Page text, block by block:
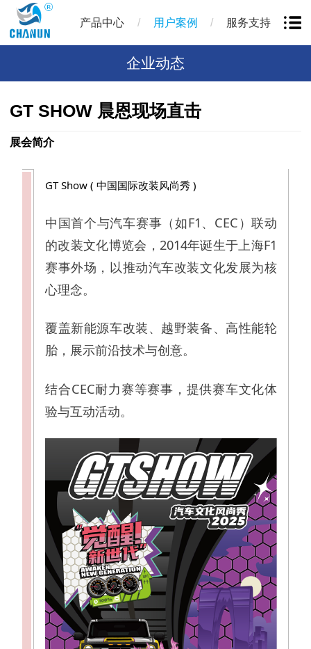
产品中心 / 用户案例 / 服务支持
企业动态
GT SHOW 晨恩现场直击
展会简介
GT Show ( 中国国际改装风尚秀 )
中国首个与汽车赛事（如F1、CEC）联动
的改装文化博览会，2014年诞生于上海F1
赛事外场，以推动汽车改装文化发展为核
心理念。
覆盖新能源车改装、越野装备、高性能轮
胎，展示前沿技术与创意。
结合CEC耐力赛等赛事，提供赛车文化体
验与互动活动。